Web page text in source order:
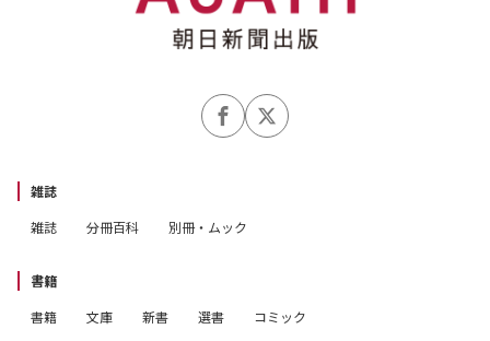
雑誌
雑誌
分冊百科 別冊・ムック
書籍
書籍
文庫 新書 選書 コミック